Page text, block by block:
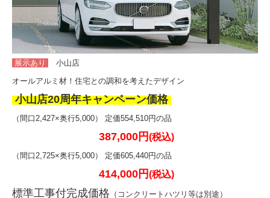
二重窓(インプラス）・リプラス
面格子・シャッター
よくある質問
お見積り・お問合せ
展示あり
小山店
オールアルミ材！住宅との調和を考えたデザイン
小山店20周年キャンペーン価格
（間口2,427×奥行5,000） 定価554,510円の品
387,000円(税込)
（間口2,725×奥行5,000） 定価605,440円の品
414,000円(税込)
標準工事付完成価格 （コンクリートハツリ等は別途）